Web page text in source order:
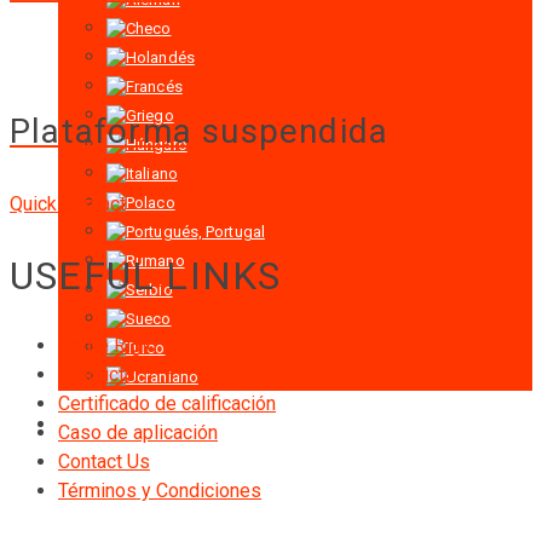
Plataforma suspendida
Quick Contact
USEFUL LINKS
Sobre Rigid
Products
Certificado de calificación
Caso de aplicación
Contact Us
Términos y Condiciones